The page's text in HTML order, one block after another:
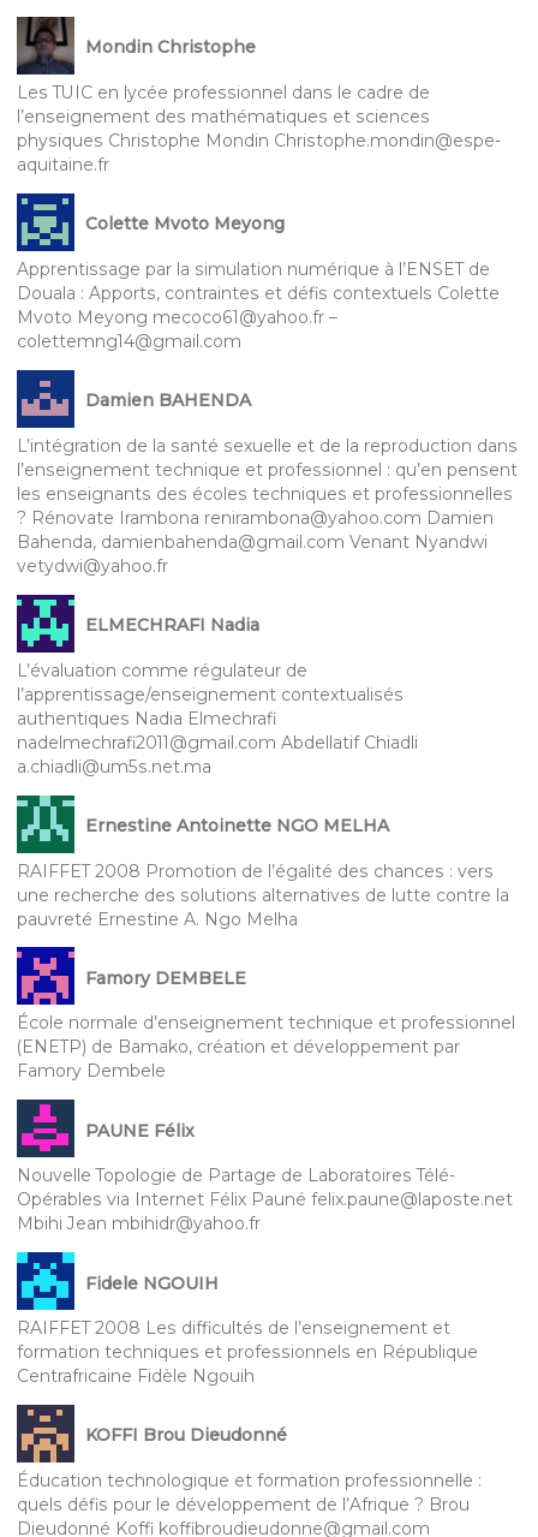
Mondin Christophe
Les TUIC en lycée professionnel dans le cadre de
l’enseignement des mathématiques et sciences
physiques Christophe Mondin Christophe.mondin@espe-
aquitaine.fr
Colette Mvoto Meyong
Apprentissage par la simulation numérique à l’ENSET de
Douala : Apports, contraintes et défis contextuels Colette
Mvoto Meyong mecoco61@yahoo.fr –
colettemng14@gmail.com
Damien BAHENDA
L’intégration de la santé sexuelle et de la reproduction dans
l’enseignement technique et professionnel : qu’en pensent
les enseignants des écoles techniques et professionnelles
? Rénovate Irambona renirambona@yahoo.com Damien
Bahenda, damienbahenda@gmail.com Venant Nyandwi
vetydwi@yahoo.fr
ELMECHRAFI Nadia
L’évaluation comme régulateur de
l’apprentissage/enseignement contextualisés
authentiques Nadia Elmechrafi
nadelmechrafi2011@gmail.com Abdellatif Chiadli
a.chiadli@um5s.net.ma
Ernestine Antoinette NGO MELHA
RAIFFET 2008 Promotion de l’égalité des chances : vers
une recherche des solutions alternatives de lutte contre la
pauvreté Ernestine A. Ngo Melha
Famory DEMBELE
École normale d’enseignement technique et professionnel
(ENETP) de Bamako, création et développement par
Famory Dembele
PAUNE Félix
Nouvelle Topologie de Partage de Laboratoires Télé-
Opérables via Internet Félix Pauné felix.paune@laposte.net
Mbihi Jean mbihidr@yahoo.fr
Fidele NGOUIH
RAIFFET 2008 Les difficultés de l’enseignement et
formation techniques et professionnels en République
Centrafricaine Fidèle Ngouih
KOFFI Brou Dieudonné
Éducation technologique et formation professionnelle :
quels défis pour le développement de l’Afrique ? Brou
Dieudonné Koffi koffibroudieudonne@gmail.com